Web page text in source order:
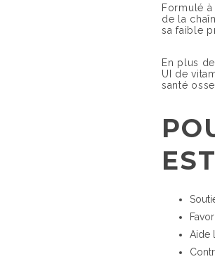
Formulé
de la
sa faible
En plus
UI de
santé
Aide